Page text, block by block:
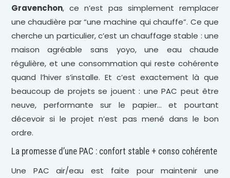
Gravenchon, ce n’est pas simplement remplacer
une chaudière par “une machine qui chauffe”. Ce que
cherche un particulier, c’est un chauffage stable : une
maison agréable sans yoyo, une eau chaude
régulière, et une consommation qui reste cohérente
quand l’hiver s’installe. Et c’est exactement là que
beaucoup de projets se jouent : une PAC peut être
neuve, performante sur le papier… et pourtant
décevoir si le projet n’est pas mené dans le bon
ordre.
La promesse d’une PAC : confort stable + conso cohérente
Une PAC air/eau est faite pour maintenir une